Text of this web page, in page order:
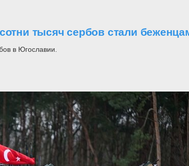
тысяч сербов стали
в Югославии.